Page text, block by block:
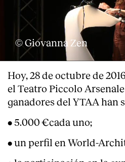
© Giovanna Zen
Hoy, 28 de octubre de
el Teatro Piccolo
ganadores del YTAA han
• 5.000 €cada uno;
• un perfil en World-